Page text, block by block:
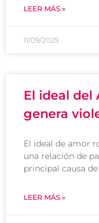
LEER MÁS »
11/09/2025
El ideal del
genera
El ideal de amor
una relación de
principal causa
LEER MÁS »